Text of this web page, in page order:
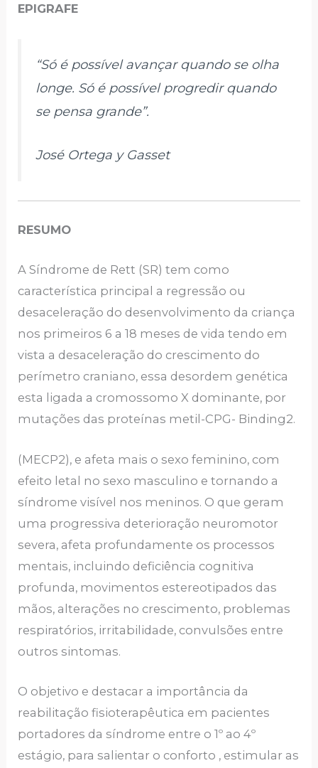
EPIGRAFE
“Só é possível avançar quando se olha
longe. Só é possível progredir quando
se pensa grande”.
José Ortega y Gasset
RESUMO
A Síndrome de Rett (SR) tem como
característica principal a regressão ou
desaceleração do desenvolvimento da criança
nos primeiros 6 a 18 meses de vida tendo em
vista a desaceleração do crescimento do
perímetro craniano, essa desordem genética
esta ligada a cromossomo X dominante, por
mutações das proteínas metil-CPG- Binding2.
(MECP2), e afeta mais o sexo feminino, com
efeito letal no sexo masculino e tornando a
síndrome visível nos meninos. O que geram
uma progressiva deterioração neuromotor
severa, afeta profundamente os processos
mentais, incluindo deficiência cognitiva
profunda, movimentos estereotipados das
mãos, alterações no crescimento, problemas
respiratórios, irritabilidade, convulsões entre
outros sintomas.
O objetivo e destacar a importância da
reabilitação fisioterapêutica em pacientes
portadores da síndrome entre o 1º ao 4º
estágio, para salientar o conforto , estimular as